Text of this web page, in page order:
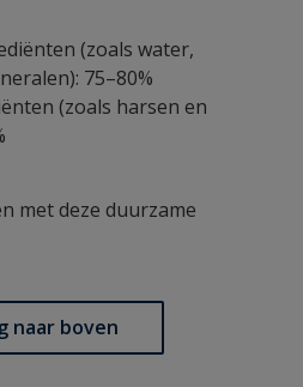
(zoals water,
75–80%
(zoals harsen en
met deze duurzame
naar boven